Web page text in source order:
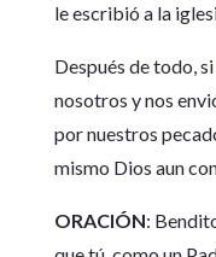
le escribió a la
Después de todo,
nosotros y nos
por nuestros
mismo Dios aun
ORACIÓN: